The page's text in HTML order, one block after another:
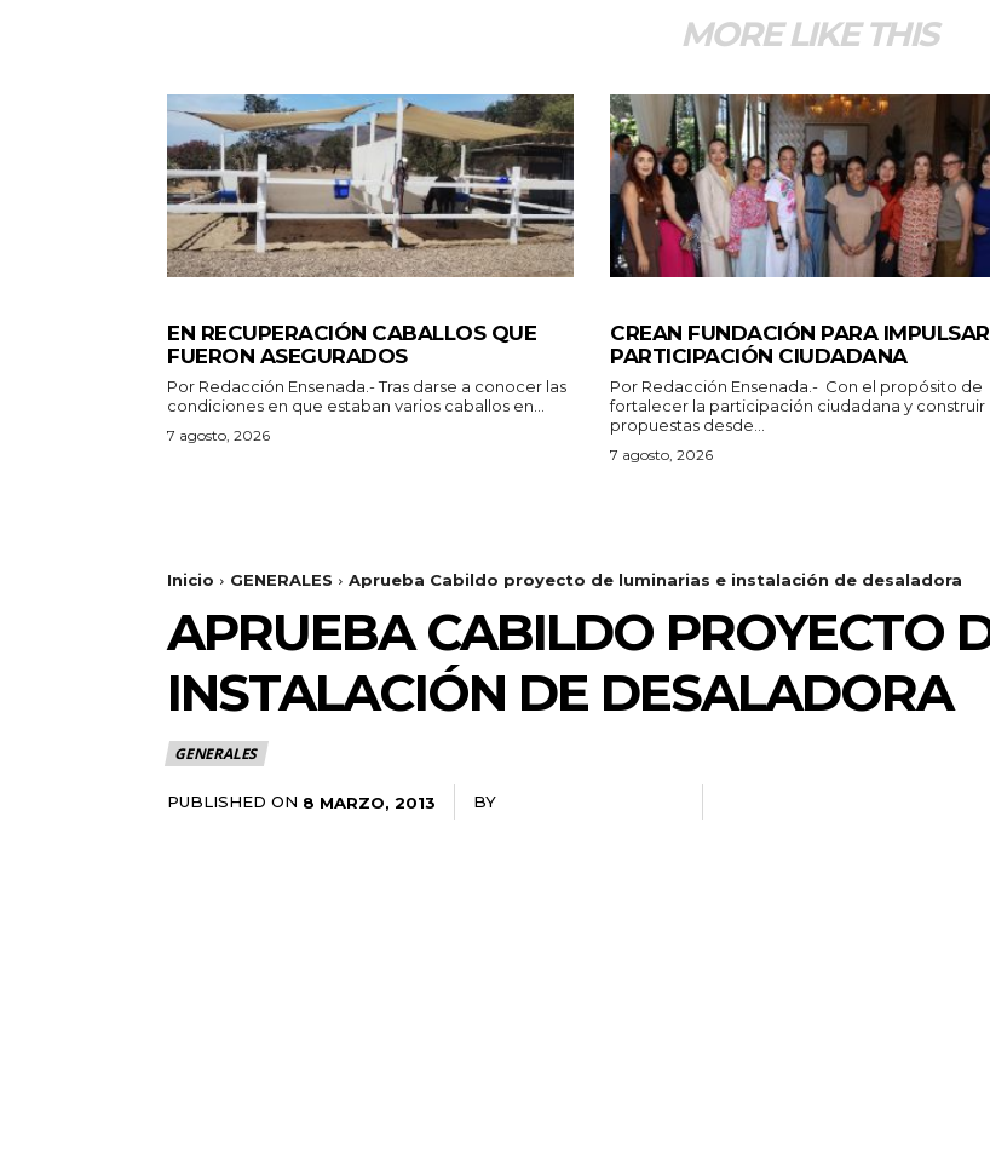
MORE LIKE THIS
EN RECUPERACIÓN CABALLOS QUE
FUERON ASEGURADOS
Por Redacción Ensenada.- Tras darse a conocer las
condiciones en que estaban varios caballos en...
7 agosto, 2026
CREAN FUNDACIÓN PARA IMPULSAR
PARTICIPACIÓN CIUDADANA
Por Redacción Ensenada.- Con el propósito de
fortalecer la participación ciudadana y construir
propuestas desde...
7 agosto, 2026